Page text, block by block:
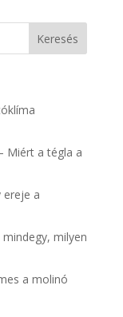
Miért a tégla a
ereje a
milyen
a molinó